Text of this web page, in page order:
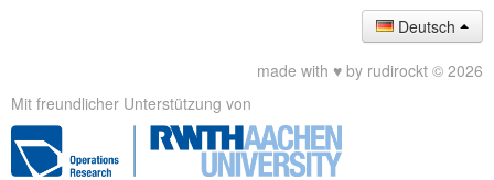
Deutsch
made with ♥ by rudirockt © 2026
Mit freundlicher Unterstützung von